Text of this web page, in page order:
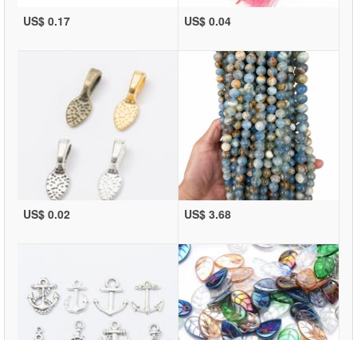
US$ 0.17 US$ 0.04
US$ 0.02 US$ 3.68